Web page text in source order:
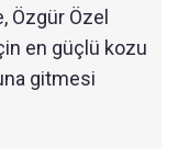
Özgür Özel
en güçlü kozu
gitmesi